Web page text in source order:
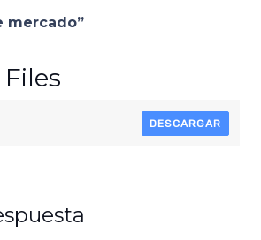
mercado”
DESCARGAR